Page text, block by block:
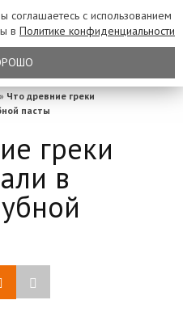
» Что древние греки
пасты
греки
в
соглашаетесь с использованием
в Политике конфиденциальности